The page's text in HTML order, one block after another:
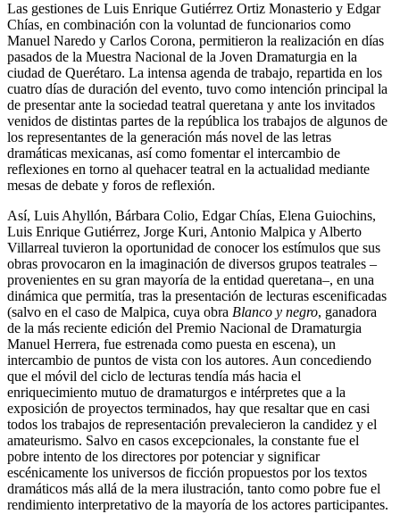
Las gestiones de Luis Enrique Gutiérrez Ortiz Monasterio y Edgar
Chías, en combinación con la voluntad de funcionarios como
Manuel Naredo y Carlos Corona, permitieron la realización en días
pasados de la Muestra Nacional de la Joven Dramaturgia en la
ciudad de Querétaro. La intensa agenda de trabajo, repartida en los
cuatro días de duración del evento, tuvo como intención principal la
de presentar ante la sociedad teatral queretana y ante los invitados
venidos de distintas partes de la república los trabajos de algunos de
los representantes de la generación más novel de las letras
dramáticas mexicanas, así como fomentar el intercambio de
reflexiones en torno al quehacer teatral en la actualidad mediante
mesas de debate y foros de reflexión.
Así, Luis Ahyllón, Bárbara Colio, Edgar Chías, Elena Guiochins,
Luis Enrique Gutiérrez, Jorge Kuri, Antonio Malpica y Alberto
Villarreal tuvieron la oportunidad de conocer los estímulos que sus
obras provocaron en la imaginación de diversos grupos teatrales –
provenientes en su gran mayoría de la entidad queretana–, en una
dinámica que permitía, tras la presentación de lecturas escenificadas
(salvo en el caso de Malpica, cuya obra Blanco y negro, ganadora
de la más reciente edición del Premio Nacional de Dramaturgia
Manuel Herrera, fue estrenada como puesta en escena), un
intercambio de puntos de vista con los autores. Aun concediendo
que el móvil del ciclo de lecturas tendía más hacia el
enriquecimiento mutuo de dramaturgos e intérpretes que a la
exposición de proyectos terminados, hay que resaltar que en casi
todos los trabajos de representación prevalecieron la candidez y el
amateurismo. Salvo en casos excepcionales, la constante fue el
pobre intento de los directores por potenciar y significar
escénicamente los universos de ficción propuestos por los textos
dramáticos más allá de la mera ilustración, tanto como pobre fue el
rendimiento interpretativo de la mayoría de los actores participantes.